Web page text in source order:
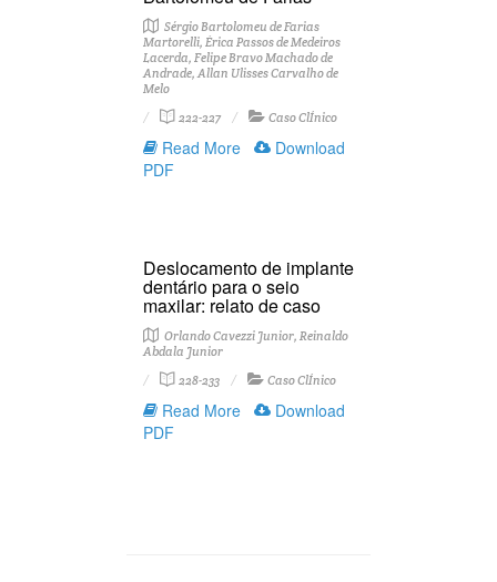
Sérgio Bartolomeu de Farias
Martorelli, Érica Passos de Medeiros
Lacerda, Felipe Bravo Machado de
Andrade, Allan Ulisses Carvalho de
Melo
222-227
Caso ClÍnico
Read More
Download
PDF
Deslocamento de implante
dentário para o seio
maxilar: relato de caso
Orlando Cavezzi Junior, Reinaldo
Abdala Junior
228-233
Caso ClÍnico
Read More
Download
PDF